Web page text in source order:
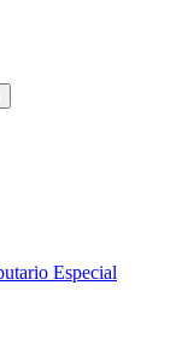
Especial